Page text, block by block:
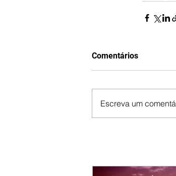
Comentários
Escreva um